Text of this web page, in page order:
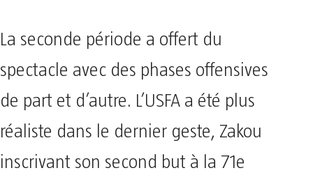
La seconde période a offert du
spectacle avec des phases offensives
de part et d’autre. L’USFA a été plus
réaliste dans le dernier geste, Zakou
inscrivant son second but à la 71e